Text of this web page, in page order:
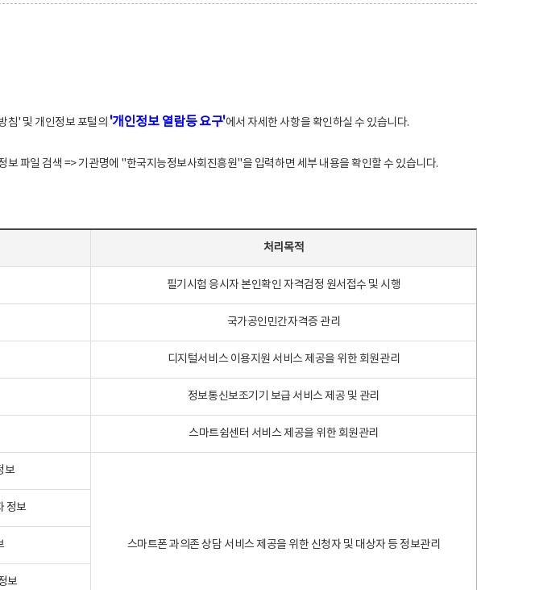
침' 및 개인정보 포털의 '개인정보 열람등 요구'에서 자세한 사항을 확인하실 수 있습니다.
파일 검색 => 기관명에 "한국지능정보사회진흥원"을 입력하면 세부 내용을 확인할 수 있습니다.
처리목적
필기시험 응시자 본인확인 자격검정 원서접수 및 시행
국가공인민간자격증 관리
디지털서비스 이용지원 서비스 제공을 위한 회원관리
정보통신보조기기 보급 서비스 제공 및 관리
스마트쉼센터 서비스 제공을 위한 회원관리
보
스마트폰 과의존 상담 서비스 제공을 위한 신청자 및 대상자 등 정보관리
정보
보